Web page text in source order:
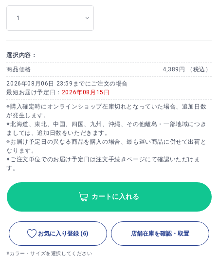
選択内容：
商品価格 4,389円 （税込）
2026年08月06日 23:59までにご注文の場合
最短お届け予定日： 2026年08月15日
※購入確定時にオンラインショップ在庫切れとなっていた場合、追加日数
が発生します。
※北海道、東北、中国、四国、九州、沖縄、その他離島・一部地域につき
ましては、追加日数をいただきます。
※お届け予定日の異なる商品を購入の場合、最も遅い商品に併せて出荷と
なります。
※ご注文単位でのお届け予定日は注文手続きページにて確認いただけま
す。
カートに入れる
お気に入り登録 (6) 店舗在庫を確認・取置
※カラー・サイズを選択してください